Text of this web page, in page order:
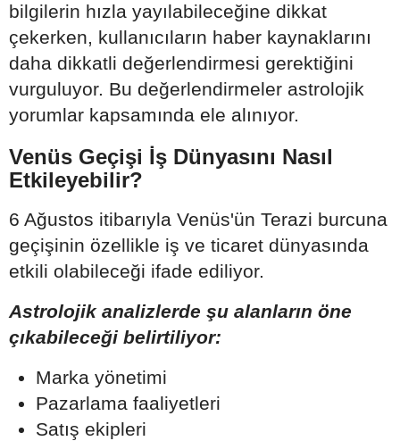
bilgilerin hızla yayılabileceğine dikkat
çekerken, kullanıcıların haber kaynaklarını
daha dikkatli değerlendirmesi gerektiğini
vurguluyor. Bu değerlendirmeler astrolojik
yorumlar kapsamında ele alınıyor.
Venüs Geçişi İş Dünyasını Nasıl
Etkileyebilir?
6 Ağustos itibarıyla Venüs'ün Terazi burcuna
geçişinin özellikle iş ve ticaret dünyasında
etkili olabileceği ifade ediliyor.
Astrolojik analizlerde şu alanların öne
çıkabileceği belirtiliyor:
Marka yönetimi
Pazarlama faaliyetleri
Satış ekipleri